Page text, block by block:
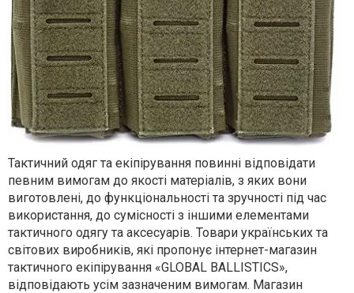
Тактичний одяг та екіпірування повинні відповідати
певним вимогам до якості матеріалів, з яких вони
виготовлені, до функціональності та зручності під час
використання, до сумісності з іншими елементами
тактичного одягу та аксесуарів. Товари українських та
світових виробників, які пропонує інтернет-магазин
тактичного екіпірування «GLOBAL BALLISTICS»,
відповідають усім зазначеним вимогам. Магазин